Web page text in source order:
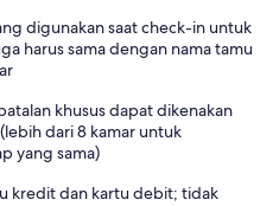
digunakan saat check-in untuk
harus sama dengan nama tamu
khusus dapat dikenakan
dari 8 kamar untuk
yang sama)
kredit dan kartu debit; tidak